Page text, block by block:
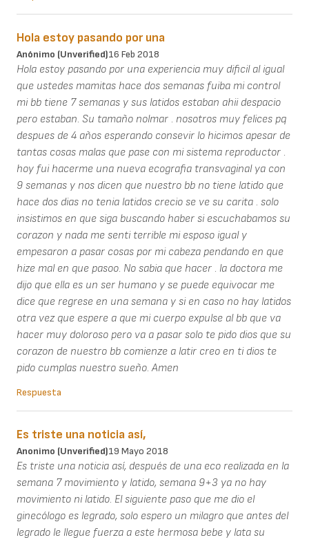
Hola estoy pasando por una
Anónimo (unverified)16 Feb 2018
Hola estoy pasando por una experiencia muy dificil al igual
que ustedes mamitas hace dos semanas fuiba mi control
mi bb tiene 7 semanas y sus latidos estaban ahii despacio
pero estaban. Su tamaño nolmar . nosotros muy felices pq
despues de 4 años esperando consevir lo hicimos apesar de
tantas cosas malas que pase con mi sistema reproductor .
hoy fui hacerme una nueva ecografia transvaginal ya con
9 semanas y nos dicen que nuestro bb no tiene latido que
hace dos dias no tenia latidos crecio se ve su carita . solo
insistimos en que siga buscando haber si escuchabamos su
corazon y nada me senti terrible mi esposo igual y
empesaron a pasar cosas por mi cabeza pendando en que
hize mal en que pasoo. No sabia que hacer . la doctora me
dijo que ella es un ser humano y se puede equivocar me
dice que regrese en una semana y si en caso no hay latidos
otra vez que espere a que mi cuerpo expulse al bb que va
hacer muy doloroso pero va a pasar solo te pido dios que su
corazon de nuestro bb comienze a latir creo en ti dios te
pido cumplas nuestro sueño. Amen
Respuesta
Es triste una noticia así,
Anonimo (unverified)19 Mayo 2018
Es triste una noticia así, después de una eco realizada en la
semana 7 movimiento y latido, semana 9+3 ya no hay
movimiento ni latido. El siguiente paso que me dio el
ginecólogo es legrado, solo espero un milagro que antes del
legrado le llegue fuerza a este hermosa bebe y lata su